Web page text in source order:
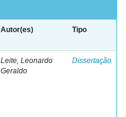
Autor(es) Tipo
Leite, Leonardo
Geraldo
Dissertação